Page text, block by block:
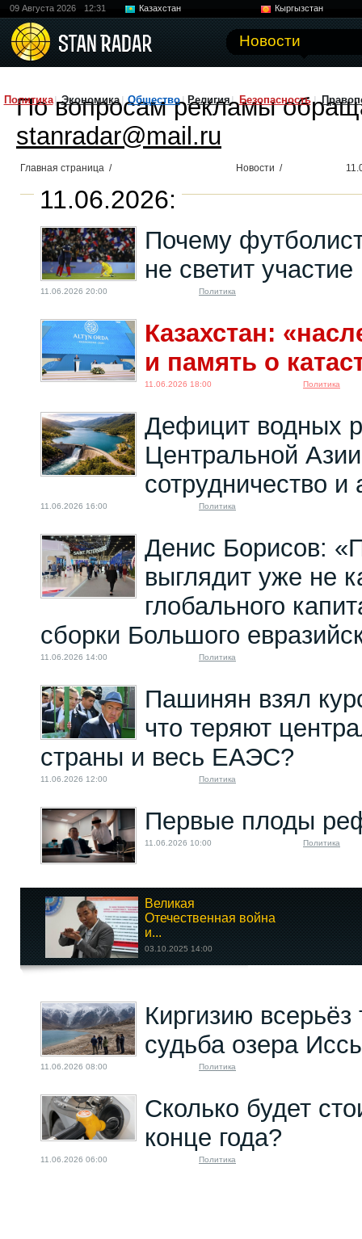
09 Августа 2026 12:31 Казахстан
Кыргызстан
Новости
Политика Экономика Общество Религия Безопасность
По вопросам рекламы
stanradar@mail.ru
Главная страница / Новости /
11.06.2026:
Почему
не светит
11.06.2026 20:00 Политика
Казахстан:
и память о
11.06.2026 18:00 Политика
Дефицит водных
Центральной
сотрудничество
11.06.2026 16:00 Политика
Денис Борисов:
выглядит уже не
глобального
сборки Большого
11.06.2026 14:00 Политика
Пашинян взял
что теряют
страны и весь ЕАЭС?
11.06.2026 12:00 Политика
Первые плоды
11.06.2026 10:00 Политика
Великая
Отечественная война
и...
03.10.2025 14:00
революции в...
25.10.2023 10:00
Киргизию всерьёз
судьба озера
11.06.2026 08:00 Политика
Сколько будет
конце года?
11.06.2026 06:00 Политика